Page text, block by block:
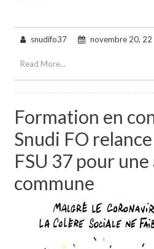
snudifo37 novembre 20, 22
Read More...
Formation en
Snudi FO
FSU 37 pour
commune